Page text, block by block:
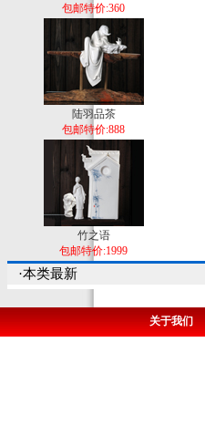
包邮特价:360
陆羽品茶
包邮特价:888
竹之语
包邮特价:1999
·本类最新
关于我们